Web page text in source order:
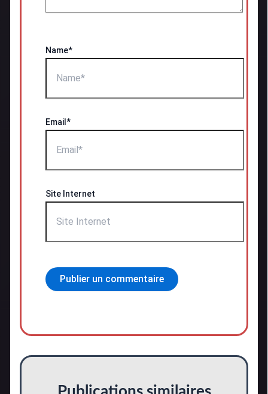
Name*
Email*
Site Internet